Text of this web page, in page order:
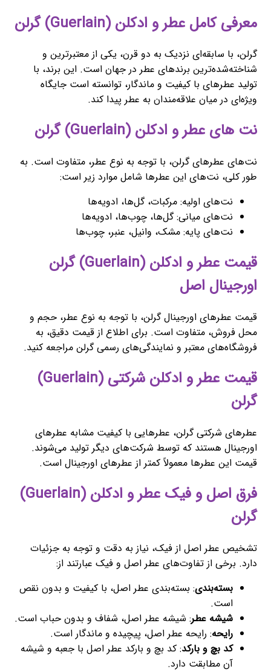
معرفی کامل عطر و ادکلن (Guerlain) گرلن
گرلن، با سابقه‌ای نزدیک به دو قرن، یکی از معتبرترین و
شناخته‌شده‌ترین برندهای عطر در جهان است. این برند، با
تولید عطرهای با کیفیت و ماندگار، توانسته است جایگاه
ویژه‌ای در میان علاقه‌مندان به عطر پیدا کند.
نت های عطر و ادکلن (Guerlain) گرلن
نت‌های عطرهای گرلن، با توجه به نوع عطر، متفاوت است. به
طور کلی، نت‌های این عطرها شامل موارد زیر است:
نت‌های اولیه: مرکبات، گل‌ها، ادویه‌ها
نت‌های میانی: گل‌ها، چوب‌ها، ادویه‌ها
نت‌های پایه: مشک، وانیل، عنبر، چوب‌ها
قیمت عطر و ادکلن (Guerlain) گرلن
اورجینال اصل
قیمت عطرهای اورجینال گرلن، با توجه به نوع عطر، حجم و
محل فروش، متفاوت است. برای اطلاع از قیمت دقیق، به
فروشگاه‌های معتبر و نمایندگی‌های رسمی گرلن مراجعه کنید.
قیمت عطر و ادکلن شرکتی (Guerlain)
گرلن
عطرهای شرکتی گرلن، عطرهایی با کیفیت مشابه عطرهای
اورجینال هستند که توسط شرکت‌های دیگر تولید می‌شوند.
قیمت این عطرها معمولاً کمتر از عطرهای اورجینال است.
فرق اصل و فیک عطر و ادکلن (Guerlain)
گرلن
تشخیص عطر اصل از فیک، نیاز به دقت و توجه به جزئیات
دارد. برخی از تفاوت‌های عطر اصل و فیک عبارتند از:
بسته‌بندی: بسته‌بندی عطر اصل، با کیفیت و بدون نقص
است.
شیشه عطر: شیشه عطر اصل، شفاف و بدون حباب است.
رایحه: رایحه عطر اصل، پیچیده و ماندگار است.
کد بچ و بارکد: کد بچ و بارکد عطر اصل با جعبه و شیشه
آن مطابقت دارد.